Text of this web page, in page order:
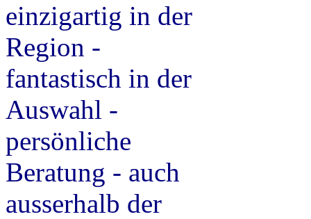
einzigartig in der
Region -
fantastisch in der
Auswahl -
persönliche
Beratung - auch
ausserhalb der